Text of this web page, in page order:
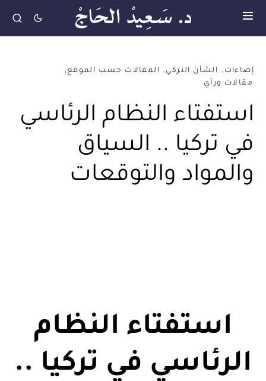
إضاءات الشأن التركي
المقالات حسب الموقع
مقالات ورأي
استفتاء النظام الرئاسي
في تركيا .. السياق
والمواد والتوقعات
استفتاء النظام
الرئاسي في تركيا ..